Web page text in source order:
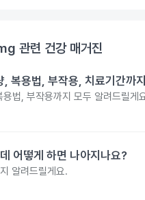
관련 건강 매거진
복용법, 부작용, 치료기간까
법, 부작용까지 모두 알려드릴게
어떻게 하면 나아지나요?
알려드릴게요.